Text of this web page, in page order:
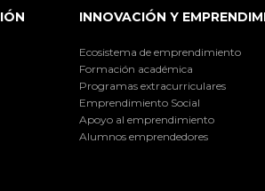
INNOVACIÓN Y
Ecosistema de emprendimiento
Formación académica
Programas extracurriculares
Emprendimiento Social
Apoyo al emprendimiento
Alumnos emprendedores